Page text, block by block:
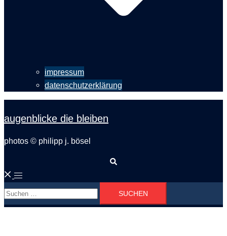
impressum
datenschutzerklärung
augenblicke die bleiben
photos © philipp j. bösel
Menü
umschalten
Suchen
nach: